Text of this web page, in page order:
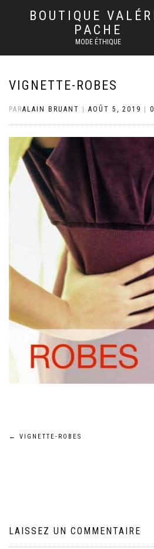
BOUTIQUE
PACHE
MODE ÉTHIQUE
VIGNETTE-ROBES
PARALAIN BRUANT AOÛT 5, 2019
Navigation
← VIGNETTE-ROBES
LAISSEZ UN COMMENTAIRE